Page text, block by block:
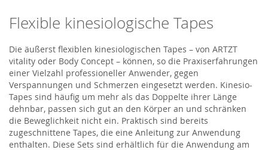
Flexible kinesiologische Tapes
Die äußerst flexiblen kinesiologischen Tapes – von ARTZT
vitality oder Body Concept – können, so die Praxiserfahrungen
einer Vielzahl professioneller Anwender, gegen
Verspannungen und Schmerzen eingesetzt werden. Kinesio-
Tapes sind häufig um mehr als das Doppelte ihrer Länge
dehnbar, passen sich gut an den Körper an und schränken
die Beweglichkeit nicht ein. Praktisch sind bereits
zugeschnittene Tapes, die eine Anleitung zur Anwendung
enthalten. Diese Sets sind erhältlich für die Anwendung am